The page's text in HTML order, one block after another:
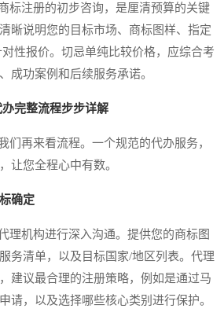
注册的初步咨询，是厘清预算的关键
晰说明您的目标市场、商标图样、指定
性报价。切忌单纯比较价格，应综合考
成功案例和后续服务承诺。
完整流程步步详解
再来看流程。一个规范的代办服务，
让您全程心中有数。
确定
机构进行深入沟通。提供您的商标图
务清单，以及目标国家/地区列表。代理
建议最合理的注册策略，例如是通过马
请，以及选择哪些核心类别进行保护。